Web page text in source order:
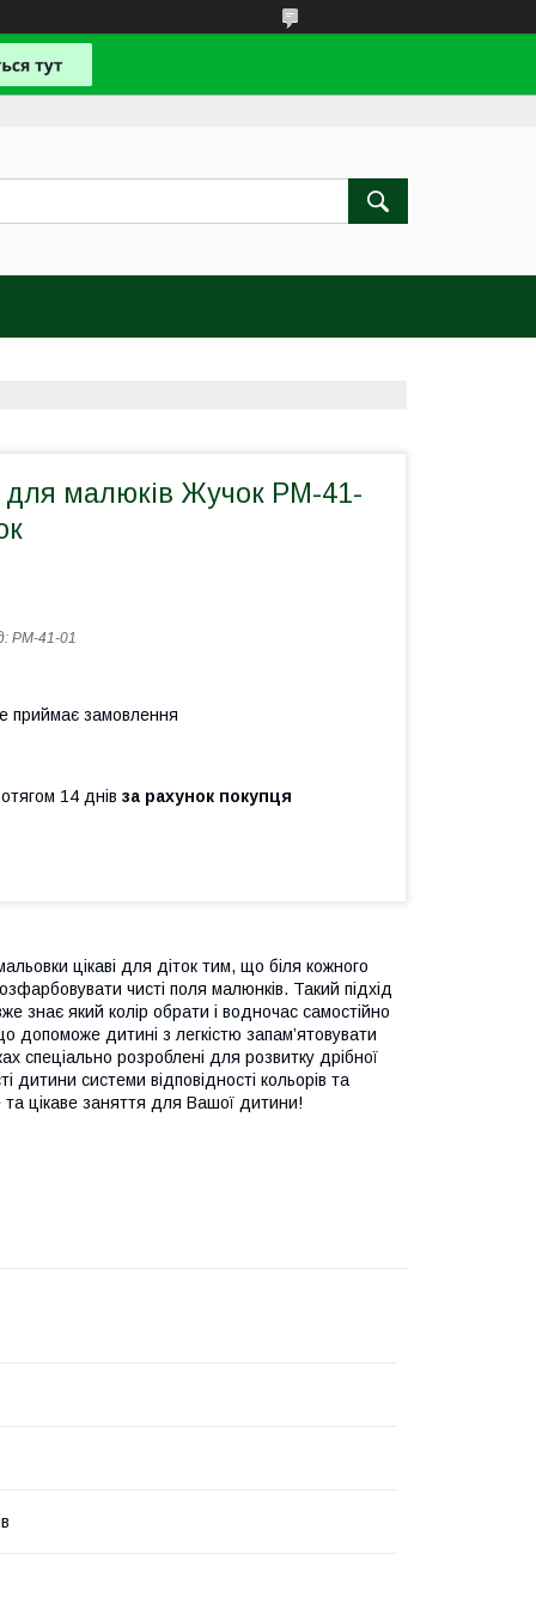
для малюків Жучок РМ-41-
РМ-41-01
приймає замовлення
14 днів за рахунок покупця
цікаві для діток тим, що біля кожного
чисті поля малюнків. Такий підхід
знає який колір обрати і водночас самостійно
допоможе дитині з легкістю запам’ятовувати
спеціально розроблені для розвитку дрібної
системи відповідності кольорів та
цікаве заняття для Вашої дитини!